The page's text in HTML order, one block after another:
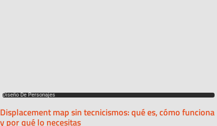
Diseño De Personajes
Displacement map sin tecnicismos: qué es, cómo funciona
y por qué lo necesitas